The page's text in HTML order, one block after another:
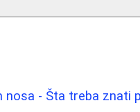
nosa - Šta treba znati